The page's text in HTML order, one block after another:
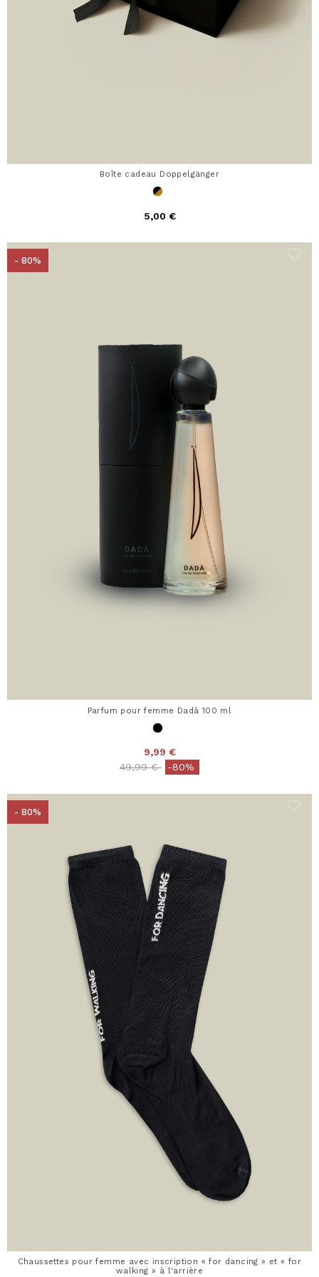
Boîte cadeau Doppelgänger
5,00 €
- 80%
Parfum pour femme Dadà 100 ml
9,99 €
Price reduced from
49,99 €to-80%
- 80%
Chaussettes pour femme avec inscription « for dancing » et « for
walking » à l'arrière